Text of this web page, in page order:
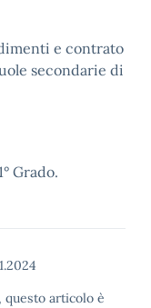
e contrato
secondarie di
Grado.
questo articolo è